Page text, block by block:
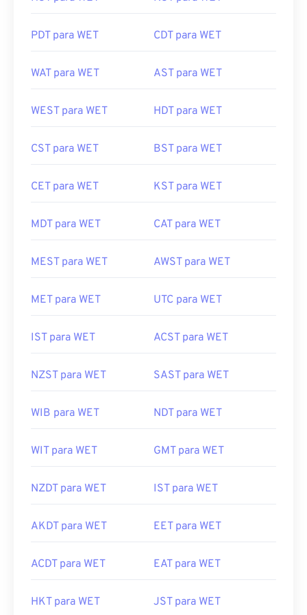
PDT para WET CDT para WET
WAT para WET AST para WET
WEST para WET HDT para WET
CST para WET BST para WET
CET para WET KST para WET
MDT para WET CAT para WET
MEST para WET AWST para WET
MET para WET UTC para WET
IST para WET ACST para WET
NZST para WET SAST para WET
WIB para WET NDT para WET
WIT para WET GMT para WET
NZDT para WET IST para WET
AKDT para WET EET para WET
ACDT para WET EAT para WET
HKT para WET JST para WET